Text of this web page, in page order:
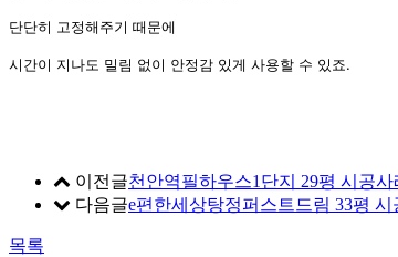
단단히 고정해주기 때문에
시간이 지나도 밀림 없이 안정감 있게 사용할 수 있죠.
이전글천안역필하우스1단지 29평 시공사
다음글e편한세상탕정퍼스트드림 33평 시
목록